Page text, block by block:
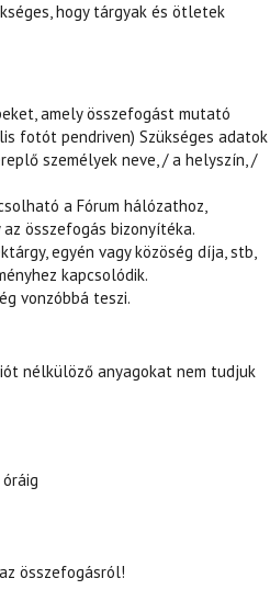
hogy tárgyak és ötletek
amely összefogást mutató
fotót pendriven) Szükséges adatok
személyek neve, / a helyszín, /
a Fórum hálózathoz,
összefogás bizonyítéka.
egyén vagy közöség díja, stb,
kapcsolódik.
vonzóbbá teszi.
nélkülöző anyagokat nem tudjuk
összefogásról!